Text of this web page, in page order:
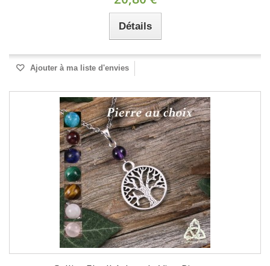
Détails
Ajouter à ma liste d'envies